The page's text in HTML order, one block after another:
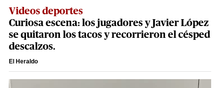
Videos deportes
Curiosa escena: los jugadores y Javier López
se quitaron los tacos y recorrieron el césped
descalzos.
El Heraldo